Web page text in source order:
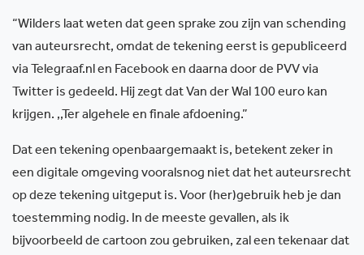
“Wilders laat weten dat geen sprake zou zijn van schending
van auteursrecht, omdat de tekening eerst is gepubliceerd
via Telegraaf.nl en Facebook en daarna door de PVV via
Twitter is gedeeld. Hij zegt dat Van der Wal 100 euro kan
krijgen. ,,Ter algehele en finale afdoening.”
Dat een tekening openbaargemaakt is, betekent zeker in
een digitale omgeving vooralsnog niet dat het auteursrecht
op deze tekening uitgeput is. Voor (her)gebruik heb je dan
toestemming nodig. In de meeste gevallen, als ik
bijvoorbeeld de cartoon zou gebruiken, zal een tekenaar dat